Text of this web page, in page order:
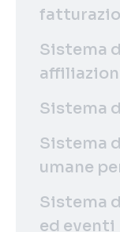
Sistema
Sistema
Sistema
umane
Sistema
ed eventi